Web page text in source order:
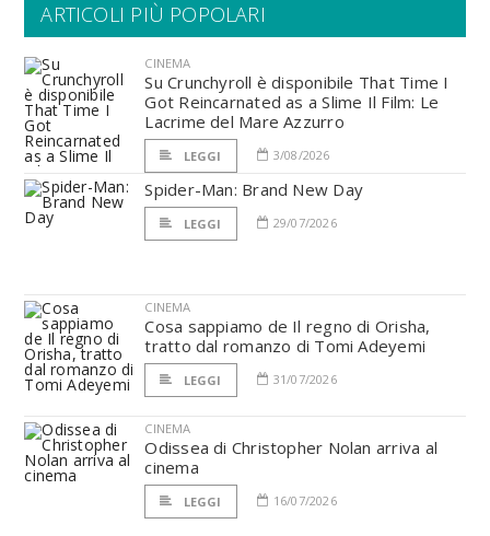
ARTICOLI PIÙ POPOLARI
CINEMA
Su Crunchyroll è disponibile That Time I
Got Reincarnated as a Slime Il Film: Le
Lacrime del Mare Azzurro
LEGGI 3/08/2026
Spider-Man: Brand New Day
LEGGI 29/07/2026
CINEMA
Cosa sappiamo de Il regno di Orisha,
tratto dal romanzo di Tomi Adeyemi
LEGGI 31/07/2026
CINEMA
Odissea di Christopher Nolan arriva al
cinema
LEGGI 16/07/2026